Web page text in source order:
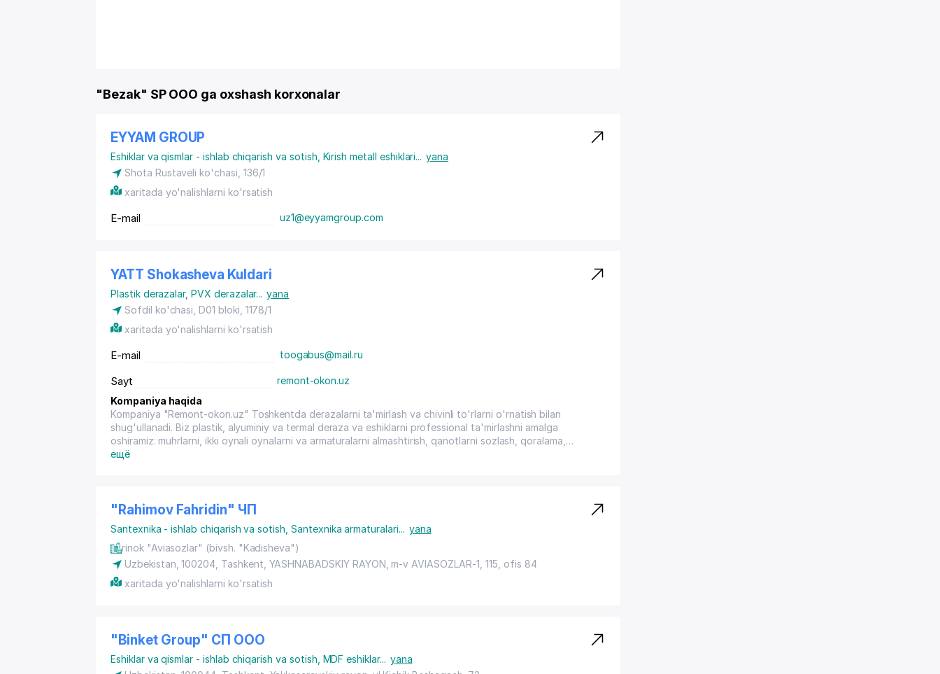
"Bezak" SP OOO ga oxshash korxonalar
EYYAM GROUP
Eshiklar va qismlar - ishlab chiqarish va sotish Kirish metall eshiklari... yana
Shota Rustaveli ko'chasi, 136/1
xaritada yo'nalishlarni ko'rsatish
E-mail uz1@eyyamgroup.com
YATT Shokasheva Kuldari
Plastik derazalar,PVX derazalar... yana
Sofdil ko'chasi, D01 bloki, 1178/1
xaritada yo'nalishlarni ko'rsatish
E-mail toogabus@mail.ru
Sayt
remont-okon.uz
Kompaniya haqida
Kompaniya "Remont-okon.uz" Toshkentda derazalarni ta'mirlash va chivinli to'rlarni o'rnatish bilan
shug'ullanadi. Biz plastik, alyuminiy va termal deraza va eshiklarni professional ta'mirlashni amalga
oshiramiz: muhrlarni, ikki oynali oynalarni va armaturalarni almashtirish, qanotlarni sozlash, qoralama,
kondensatsiya va muzlashni yo'q qilish. Biz zamonaviy chivinli to'rlarni o'rnatamiz: changga qarshi,
oynali oynalarni va armaturalarni almashtirish, qanotlarni sozlash, qoralama, kondensatsiya va muzlashni
tutun, allergen va uy hayvonlari tirnoqlaridan himoya qilish. 15 yildan ortiq tajriba, bepul sayohat va
diagnostika, barcha ishlarning kafolati. Biz nemis, turk va italyan komponentlaridan, shuningdek Akfa va imo
kompaniyalarining materiallaridan foydalanamiz. Har qanday to'lov: naqd pul, karta, o'tkazmalar, QR kod.
ещё
"Rahimov Fahridin" ЧП
Santexnika - ishlab chiqarish va sotish Santexnika armaturalari... yana
rinok "Aviasozlar" (bivsh. "Kadisheva")
Uzbekistan, 100204, Tashkent YASHNABADSKIY RAYON m-v AVIASOZLAR-1 , 115, ofis 84
xaritada yo'nalishlarni ko'rsatish
"Binket Group" СП ООО
Eshiklar va qismlar - ishlab chiqarish va sotish MDF eshiklar... yana